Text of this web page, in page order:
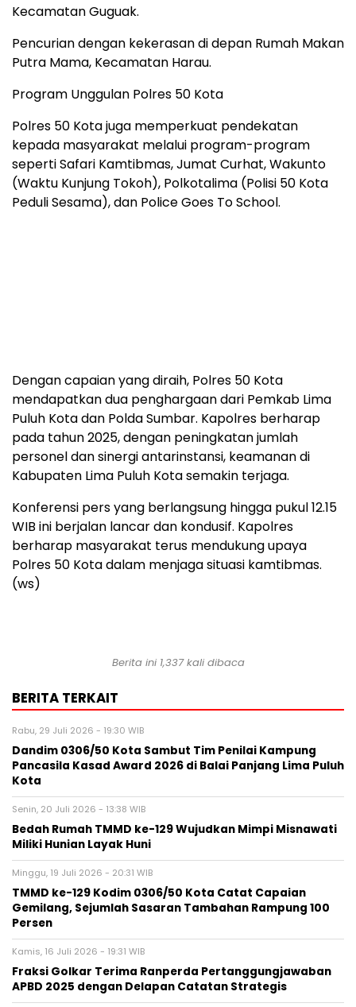
Kecamatan Guguak.
Pencurian dengan kekerasan di depan Rumah Makan
Putra Mama, Kecamatan Harau.
Program Unggulan Polres 50 Kota
Polres 50 Kota juga memperkuat pendekatan
kepada masyarakat melalui program-program
seperti Safari Kamtibmas, Jumat Curhat, Wakunto
(Waktu Kunjung Tokoh), Polkotalima (Polisi 50 Kota
Peduli Sesama), dan Police Goes To School.
Dengan capaian yang diraih, Polres 50 Kota
mendapatkan dua penghargaan dari Pemkab Lima
Puluh Kota dan Polda Sumbar. Kapolres berharap
pada tahun 2025, dengan peningkatan jumlah
personel dan sinergi antarinstansi, keamanan di
Kabupaten Lima Puluh Kota semakin terjaga.
Konferensi pers yang berlangsung hingga pukul 12.15
WIB ini berjalan lancar dan kondusif. Kapolres
berharap masyarakat terus mendukung upaya
Polres 50 Kota dalam menjaga situasi kamtibmas.
(ws)
Berita ini 1,337 kali dibaca
BERITA TERKAIT
Rabu, 29 Juli 2026 - 19:30 WIB
Dandim 0306/50 Kota Sambut Tim Penilai Kampung
Pancasila Kasad Award 2026 di Balai Panjang Lima Puluh
Kota
Senin, 20 Juli 2026 - 13:38 WIB
Bedah Rumah TMMD ke-129 Wujudkan Mimpi Misnawati
Miliki Hunian Layak Huni
Minggu, 19 Juli 2026 - 20:31 WIB
TMMD ke-129 Kodim 0306/50 Kota Catat Capaian
Gemilang, Sejumlah Sasaran Tambahan Rampung 100
Persen
Kamis, 16 Juli 2026 - 19:31 WIB
Fraksi Golkar Terima Ranperda Pertanggungjawaban
APBD 2025 dengan Delapan Catatan Strategis